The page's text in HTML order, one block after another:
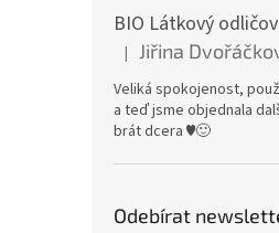
Hodnocení produktu je 5
| Jiřina
Veliká spokojenost,
a teď jsme objednala
brát dcera ♥️🙂
Odebírat